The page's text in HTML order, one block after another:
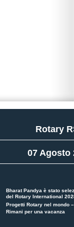
Rotary
07 Agosto
Bharat Pandya è stato
del Rotary International
Progetti Rotary nel mondo
Rimani per una vacanza